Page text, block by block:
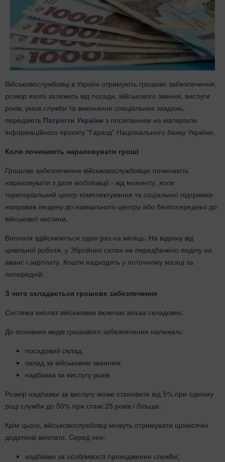
Військовослужбовці в Україні отримують грошове забезпечення,
розмір якого залежить від посади, військового звання, вислуги
років, умов служби та виконання спеціальних завдань,
передають Патріоти України з посиланням на матеріали
інформаційного проєкту "Гаразд" Національного банку України.
Коли починають нараховувати гроші
Грошове забезпечення військовослужбовцю починають
нараховувати з дати мобілізації - від моменту, коли
територіальний центр комплектування та соціальної підтримки
направив людину до навчального центру або безпосередньо до
військової частини.
Виплати здійснюються один раз на місяць. На відміну від
цивільної роботи, у Збройних силах не передбачено поділу на
аванс і зарплату. Кошти надходять у поточному місяці за
попередній.
З чого складається грошове забезпечення
Система виплат військовим включає кілька складових.
До основних видів грошового забезпечення належать:
посадовий оклад;
оклад за військовим званням;
надбавка за вислугу років.
Розмір надбавки за вислугу може становити від 5% при одному
році служби до 50% при стажі 25 років і більше.
Крім цього, військовослужбовці можуть отримувати щомісячні
додаткові виплати. Серед них:
надбавки за особливості проходження служби;